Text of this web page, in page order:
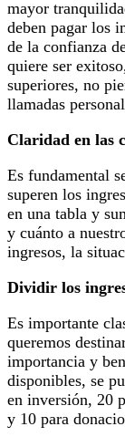
mayor
deben pagar los
de la confianza
quiere ser
superiores, no
llamadas
Claridad en las
Es fundamental
superen los
en una tabla y
y cuánto a
ingresos, la
Dividir los
Es importante
queremos
importancia y
disponibles, se
en inversión, 20
y 10 para